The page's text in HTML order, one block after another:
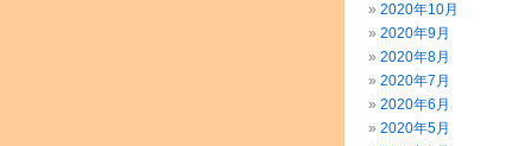
2020年10月
2020年9月
2020年8月
2020年7月
2020年6月
2020年5月